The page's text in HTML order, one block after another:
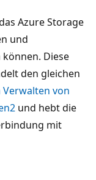
Azure Storage
und
Diese
den gleichen
von
und hebt die
mit